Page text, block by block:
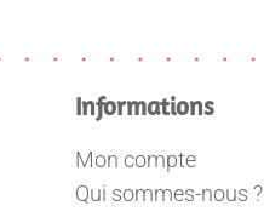
Informations
Mon compte
Qui sommes-nous ?